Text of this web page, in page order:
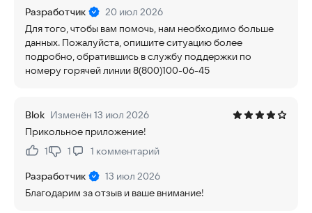
Разработчик
20 июл 2026
Для того, чтобы вам помочь, нам необходимо больше
данных. Пожалуйста, опишите ситуацию более
подробно, обратившись в службу поддержки по
номеру горячей линии 8(800)100-06-45
Blok Изменён 13 июл 2026
Прикольное приложение!
Нравится:
1Не нравится:
1 1 комментарий
Разработчик
13 июл 2026
Благодарим за отзыв и ваше внимание!